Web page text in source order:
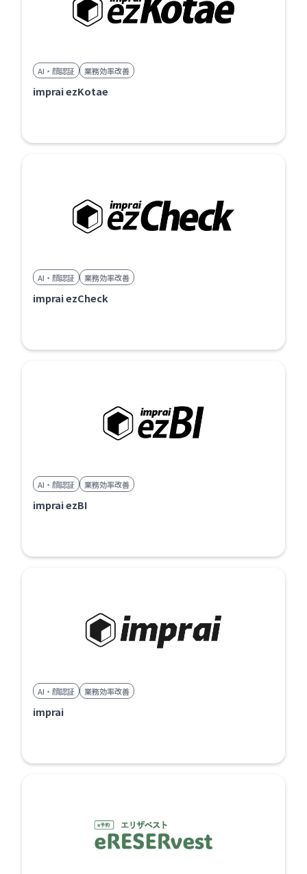
AI・顔認証 業務効率改善
imprai ezKotae
AI・顔認証 業務効率改善
imprai ezCheck
AI・顔認証 業務効率改善
imprai ezBI
AI・顔認証 業務効率改善
imprai